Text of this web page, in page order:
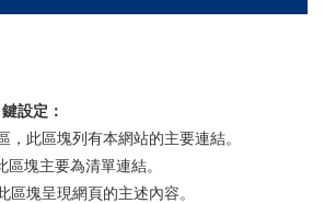
設定：
，此區塊列有本網站的主要連結。
塊主要為清單連結。
區塊呈現網頁的主述內容。